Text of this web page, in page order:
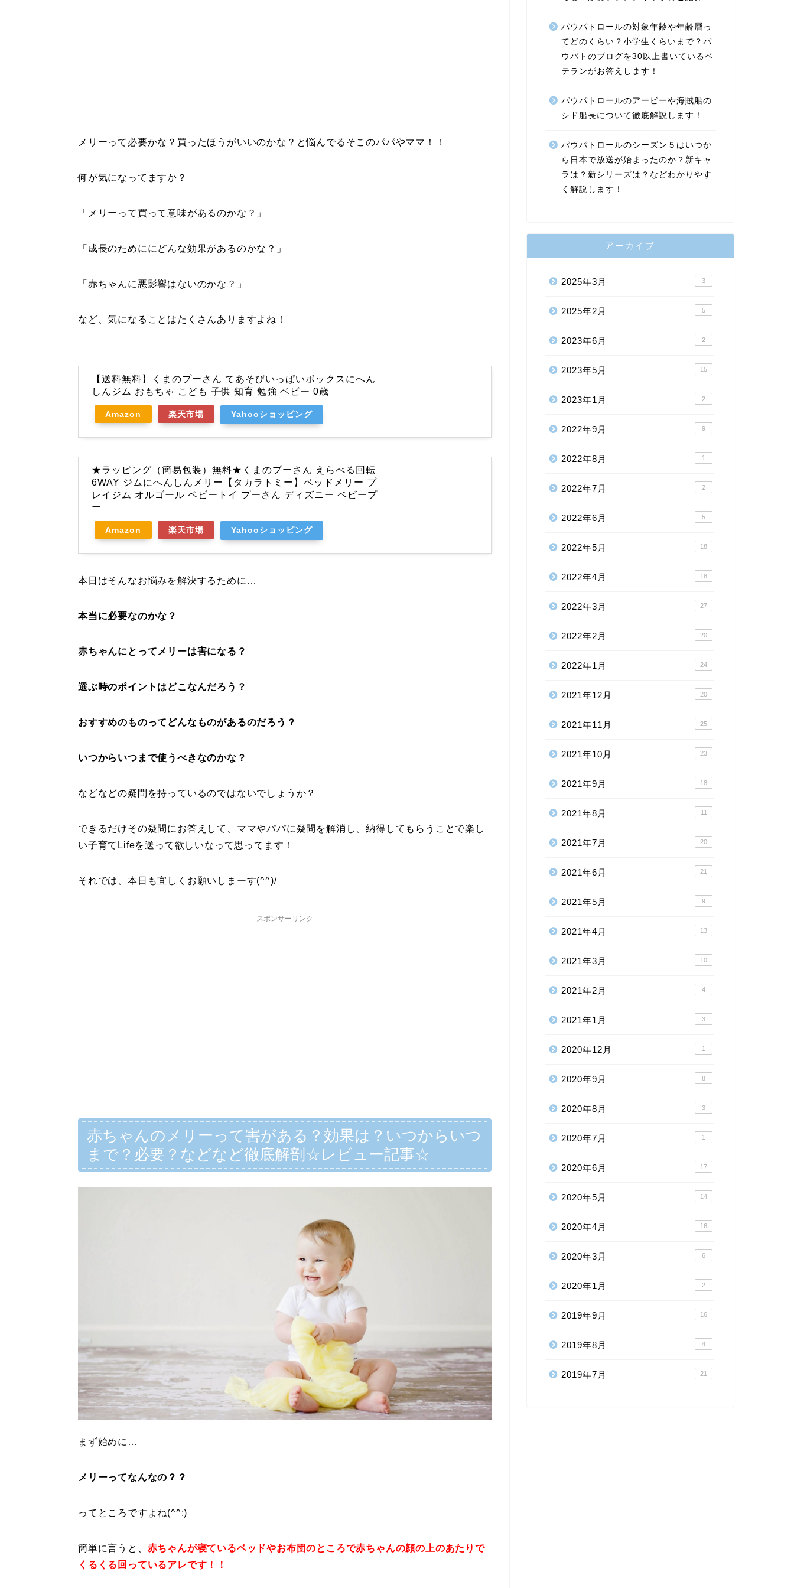
メリーって必要かな？買ったほうがいいのかな？と悩んでるそこのパパやママ！！
何が気になってますか？
「メリーって買って意味があるのかな？」
「成長のためににどんな効果があるのかな？」
「赤ちゃんに悪影響はないのかな？」
など、気になることはたくさんありますよね！
【送料無料】くまのプーさん てあそびいっぱいボックスにへん
しんジム おもちゃ こども 子供 知育 勉強 ベビー 0歳
Amazon 楽天市場 Yahooショッピング
★ラッピング（簡易包装）無料★くまのプーさん えらべる回転
6WAY ジムにへんしんメリー【タカラトミー】ベッドメリー プ
レイジム オルゴール ベビートイ プーさん ディズニー ベビープ
ー
Amazon 楽天市場 Yahooショッピング
本日はそんなお悩みを解決するために…
本当に必要なのかな？
赤ちゃんにとってメリーは害になる？
選ぶ時のポイントはどこなんだろう？
おすすめのものってどんなものがあるのだろう？
いつからいつまで使うべきなのかな？
などなどの疑問を持っているのではないでしょうか？
できるだけその疑問にお答えして、ママやパパに疑問を解消し、納得してもらうことで楽し
い子育てLifeを送って欲しいなって思ってます！
それでは、本日も宜しくお願いしまーす(^^)/
スポンサーリンク
赤ちゃんのメリーって害がある？効果は？いつからいつ
まで？必要？などなど徹底解剖☆レビュー記事☆
まず始めに…
メリーってなんなの？？
ってところですよね(^^;)
簡単に言うと、 赤ちゃんが寝ているベッドやお布団のところで赤ちゃんの顔の上のあたりで
くるくる回っているアレです！！
パウパトロールの対象年齢や年齢層っ
てどのくらい？小学生くらいまで？パ
ウパトのブログを30以上書いているベ
テランがお答えします！
パウパトロールのアービーや海賊船の
シド船長について徹底解説します！
パウパトロールのシーズン５はいつか
ら日本で放送が始まったのか？新キャ
ラは？新シリーズは？などわかりやす
く解説します！
アーカイブ
2025年3月 3
2025年2月 5
2023年6月 2
2023年5月 15
2023年1月 2
2022年9月 9
2022年8月 1
2022年7月 2
2022年6月 5
2022年5月 18
2022年4月 18
2022年3月 27
2022年2月 20
2022年1月 24
2021年12月 20
2021年11月 25
2021年10月 23
2021年9月 18
2021年8月 11
2021年7月 20
2021年6月 21
2021年5月 9
2021年4月 13
2021年3月 10
2021年2月 4
2021年1月 3
2020年12月 1
2020年9月 8
2020年8月 3
2020年7月 1
2020年6月 17
2020年5月 14
2020年4月 16
2020年3月 6
2020年1月 2
2019年9月 16
2019年8月 4
2019年7月 21